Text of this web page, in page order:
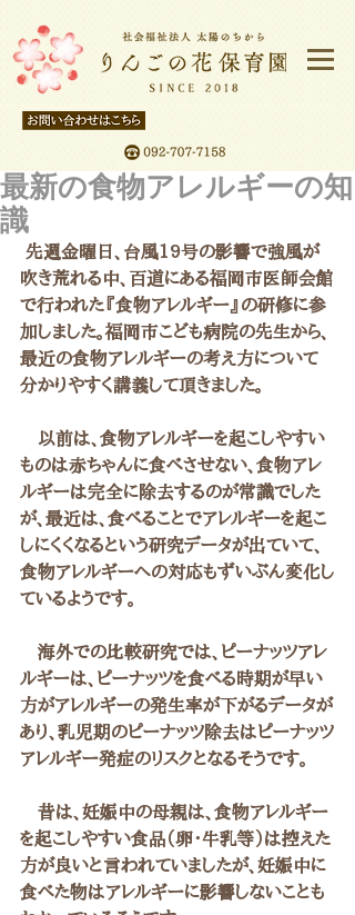
最新の食物アレルギーの知
識
吹き荒れる中、百道にある福岡市医師会館
で行われた『食物アレルギー』の研修に参
加しました。福岡市こども病院の先生から、
最近の食物アレルギーの考え方について
分かりやすく講義して頂きました。
以前は、食物アレルギーを起こしやすい
ものは赤ちゃんに食べさせない、食物アレ
ルギーは完全に除去するのが常識でした
が、最近は、食べることでアレルギーを起こ
しにくくなるという研究データが出ていて、
食物アレルギーへの対応もずいぶん変化し
ているようです。
海外での比較研究では、ピーナッツアレ
ルギーは、ピーナッツを食べる時期が早い
方がアレルギーの発生率が下がるデータが
あり、乳児期のピーナッツ除去はピーナッツ
アレルギー発症のリスクとなるそうです。
昔は、妊娠中の母親は、食物アレルギー
を起こしやすい食品（卵・牛乳等）は控えた
方が良いと言われていましたが、妊娠中に
食べた物はアレルギーに影響しないことも